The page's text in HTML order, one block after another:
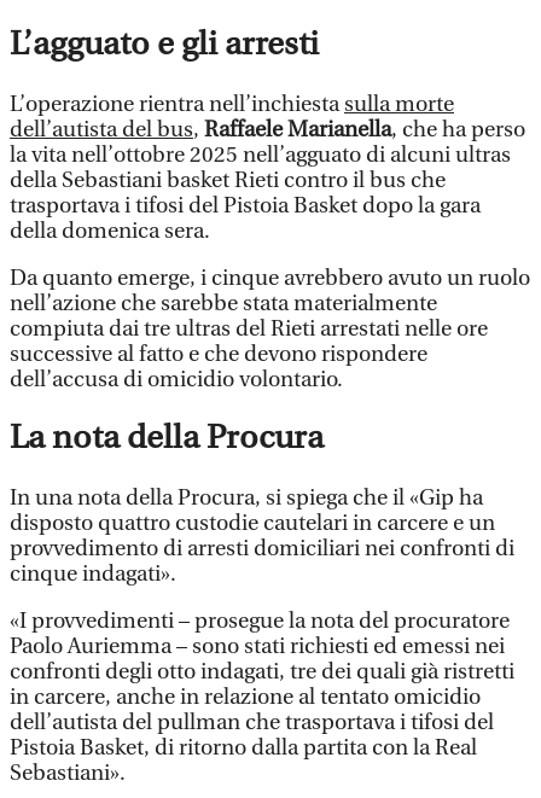
L’agguato e gli arresti
L’operazione rientra nell’inchiestasulla morte
dell’autista del bus, Raffaele Marianella, che ha perso
la vita nell’ottobre 2025 nell’agguato di alcuni ultras
della Sebastiani basket Rieti contro il bus che
trasportava i tifosi del Pistoia Basket dopo la gara
della domenica sera.
Da quanto emerge, i cinque avrebbero avuto un ruolo
nell’azione che sarebbe stata materialmente
compiuta dai tre ultras del Rieti arrestati nelle ore
successive al fatto e che devono rispondere
dell’accusa di omicidio volontario.
La nota della Procura
In una nota della Procura, si spiega che il «Gip ha
disposto quattro custodie cautelari in carcere e un
provvedimento di arresti domiciliari nei confronti di
cinque indagati».
«I provvedimenti – prosegue la nota del procuratore
Paolo Auriemma – sono stati richiesti ed emessi nei
confronti degli otto indagati, tre dei quali già ristretti
in carcere, anche in relazione al tentato omicidio
dell’autista del pullman che trasportava i tifosi del
Pistoia Basket, di ritorno dalla partita con la Real
Sebastiani».